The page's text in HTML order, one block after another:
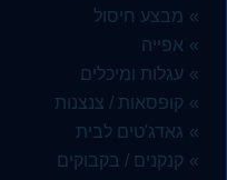
13.00 ₪
164.00 ₪
2.00 ₪
מבצע חיסול
אפייה
עגלות ומיכלים
קופסאות / צנצנות
גאדג'טים לבית
קנקנים / בקבוקים